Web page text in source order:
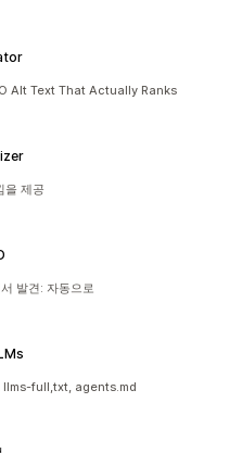
Alt Text That Actually Ranks
을 제공
발견: 자동으로
llms-full,txt, agents.md